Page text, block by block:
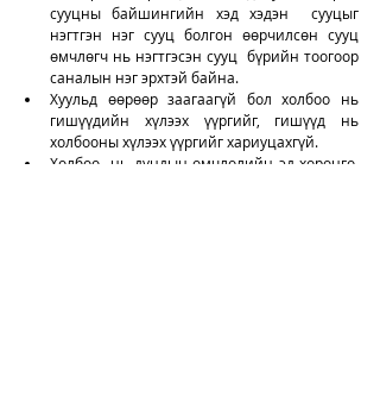
сууцны байшингийн хэд хэдэн  сууцыг
нэгтгэн нэг сууц болгон өөрчилсөн сууц
өмчлөгч нь нэгтгэсэн сууц  бүрийн тоогоор
саналын нэг эрхтэй байна.
Хуульд өөрөөр заагаагүй бол холбоо нь
гишүүдийн хүлээх үүргийг, гишүүд нь
холбооны хүлээх үүргийг хариуцахгүй.
Холбоо  нь дундын өмчлөлийн эд хөрөнгө,